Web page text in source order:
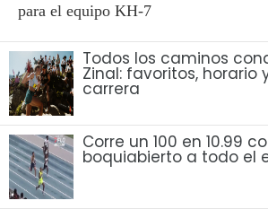
para el equipo KH-7
Todos los caminos
Zinal: favoritos, horario
carrera
Corre un 100 en 10.99
boquiabierto a todo el